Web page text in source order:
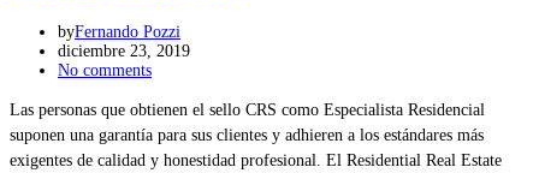
byFernando Pozzi
diciembre 23, 2019
No comments
Las personas que obtienen el sello CRS como Especialista Residencial
suponen una garantía para sus clientes y adhieren a los estándares más
exigentes de calidad y honestidad profesional. El Residential Real Estate